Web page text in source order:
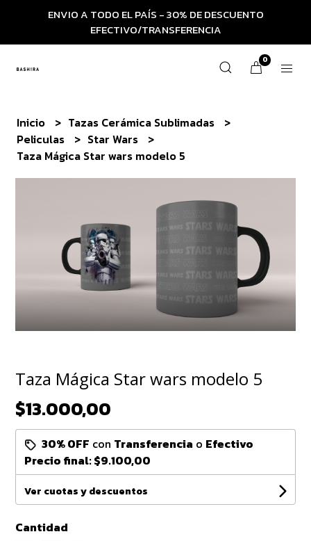
ENVIO A TODO EL PAÍS - 30% DE DESCUENTO
EFECTIVO/TRANSFERENCIA
0
Inicio
Tazas Cerámica Sublimadas
Peliculas
Star Wars
Taza Mágica Star wars modelo 5
Taza Mágica Star wars modelo 5
$13.000,00
30% OFF con Transferencia o Efectivo
Precio final:$9.100,00
Ver cuotas y descuentos
Cantidad